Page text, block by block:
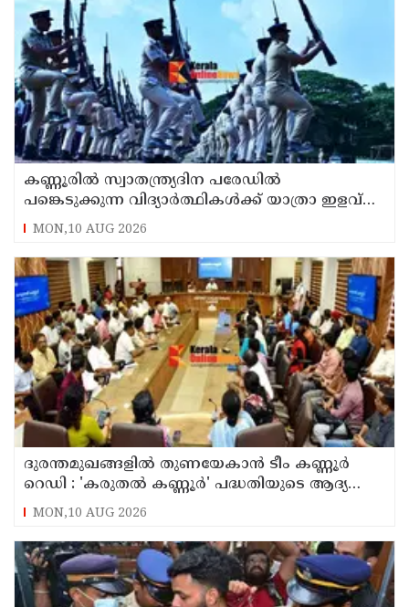
കണ്ണൂരിൽ സ്വാതന്ത്ര്യദിന പരേഡിൽ
പങ്കെടുക്കുന്ന വിദ്യാർത്ഥികൾക്ക് യാത്രാ ഇളവ്
അനുവദിക്കും
MON,10 AUG 2026
ദുരന്തമുഖങ്ങളിൽ തുണയേകാൻ ടീം കണ്ണൂർ
റെഡി : 'കരുതൽ കണ്ണൂർ' പദ്ധതിയുടെ ആദ്യ
യോഗം ചേർന്നു
MON,10 AUG 2026